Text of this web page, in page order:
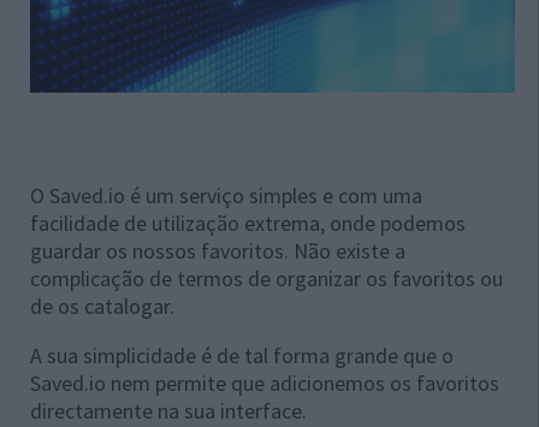
O Saved.io é um serviço simples e com uma
facilidade de utilização extrema, onde podemos
guardar os nossos favoritos. Não existe a
complicação de termos de organizar os favoritos ou
de os catalogar.
A sua simplicidade é de tal forma grande que o
Saved.io nem permite que adicionemos os favoritos
directamente na sua interface.